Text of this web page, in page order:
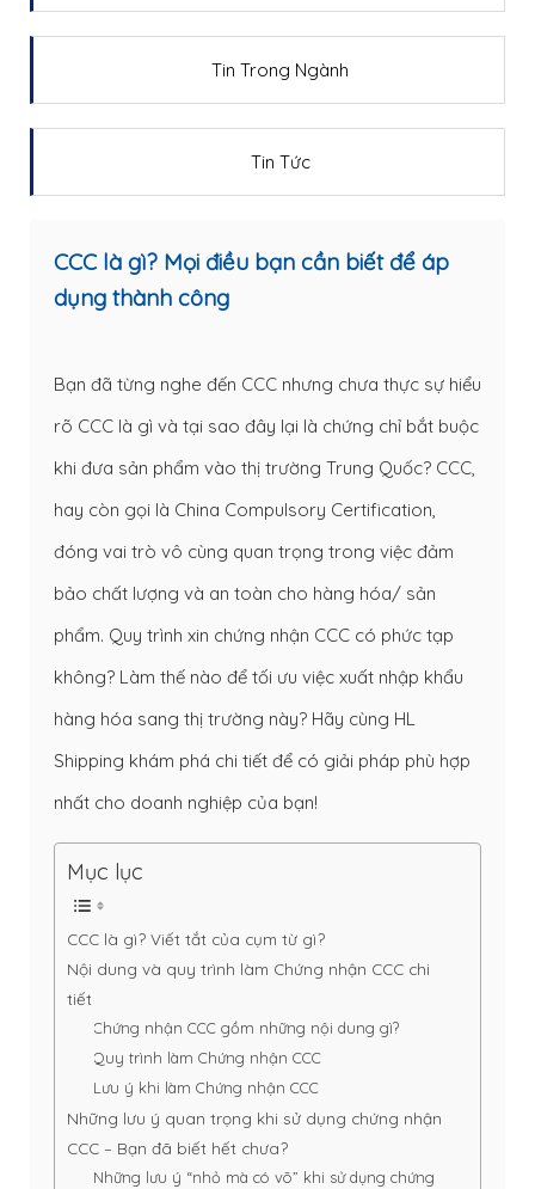
Tin Trong Ngành
Tin Tức
CCC là gì? Mọi điều bạn cần biết để áp
dụng thành công
Bạn đã từng nghe đến CCC nhưng chưa thực sự hiểu
rõ CCC là gì và tại sao đây lại là chứng chỉ bắt buộc
khi đưa sản phẩm vào thị trường Trung Quốc? CCC,
hay còn gọi là China Compulsory Certification,
đóng vai trò vô cùng quan trọng trong việc đảm
bảo chất lượng và an toàn cho hàng hóa/ sản
phẩm. Quy trình xin chứng nhận CCC có phức tạp
không? Làm thế nào để tối ưu việc xuất nhập khẩu
hàng hóa sang thị trường này? Hãy cùng HL
Shipping khám phá chi tiết để có giải pháp phù hợp
nhất cho doanh nghiệp của bạn!
Mục lục
CCC là gì? Viết tắt của cụm từ gì?
Nội dung và quy trình làm Chứng nhận CCC chi
tiết
Chứng nhận CCC gồm những nội dung gì?
Quy trình làm Chứng nhận CCC
Lưu ý khi làm Chứng nhận CCC
Những lưu ý quan trọng khi sử dụng chứng nhận
CCC – Bạn đã biết hết chưa?
Những lưu ý “nhỏ mà có võ” khi sử dụng chứng